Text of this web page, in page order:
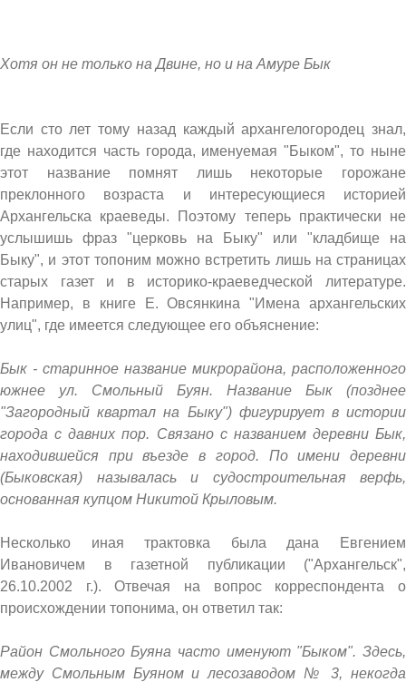
Хотя он не только на Двине, но и на Амуре Бык
Если сто лет тому назад каждый архангелогородец знал,
где находится часть города, именуемая "Быком", то ныне
этот название помнят лишь некоторые горожане
преклонного возраста и интересующиеся историей
Архангельска краеведы. Поэтому теперь практически не
услышишь фраз "церковь на Быку" или "кладбище на
Быку", и этот топоним можно встретить лишь на страницах
старых газет и в историко-краеведческой литературе.
Например, в книге Е. Овсянкина "Имена архангельских
улиц", где имеется следующее его объяснение:
Бык - старинное название микрорайона, расположенного
южнее ул. Смольный Буян. Название Бык (позднее
"Загородный квартал на Быку") фигурирует в истории
города с давних пор. Связано с названием деревни Бык,
находившейся при въезде в город. По имени деревни
(Быковская) называлась и судостроительная верфь,
основанная купцом Никитой Крыловым.
Несколько иная трактовка была дана Евгением
Ивановичем в газетной публикации ("Архангельск",
26.10.2002 г.). Отвечая на вопрос корреспондента о
происхождении топонима, он ответил так:
Район Смольного Буяна часто именуют "Быком". Здесь,
между Смольным Буяном и лесозаводом № 3, некогда